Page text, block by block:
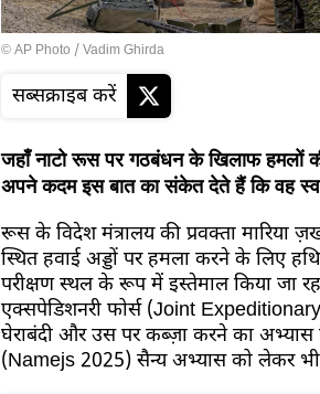
© AP Photo / Vadim Ghirda
सब्सक्राइब करें
जहाँ नाटो रूस पर गठबंधन के खिलाफ हमलों
अपने कदम इस बात का संकेत देते हैं कि वह
रूस के विदेश मंत्रालय की प्रवक्ता मारिया
स्थित हवाई अड्डों पर हमला करने के लिए
परीक्षण स्थल के रूप में इस्तेमाल किया जा
एक्सपेडिशनरी फोर्स (Joint
घेराबंदी और उस पर कब्ज़ा करने का
(Namejs 2025) सैन्य अभ्यास को लेकर